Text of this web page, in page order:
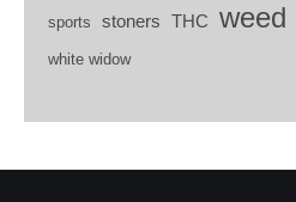
sports stoners THC weed
white widow